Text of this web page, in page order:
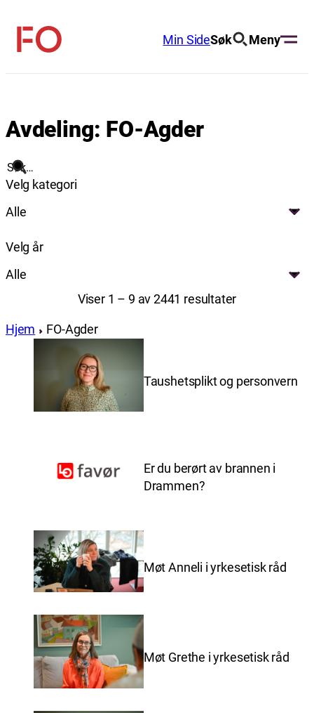
innhold
FO
Min SideSøk Meny
Avdeling: FO-Agder
Søk
Velg kategori
Alle
Velg år
Alle
Viser 1 – 9 av 2441 resultater
Hjem FO-Agder
Taushetsplikt og personvern
Er du berørt av brannen i
Drammen?
Møt Anneli i yrkesetisk råd
Møt Grethe i yrkesetisk råd